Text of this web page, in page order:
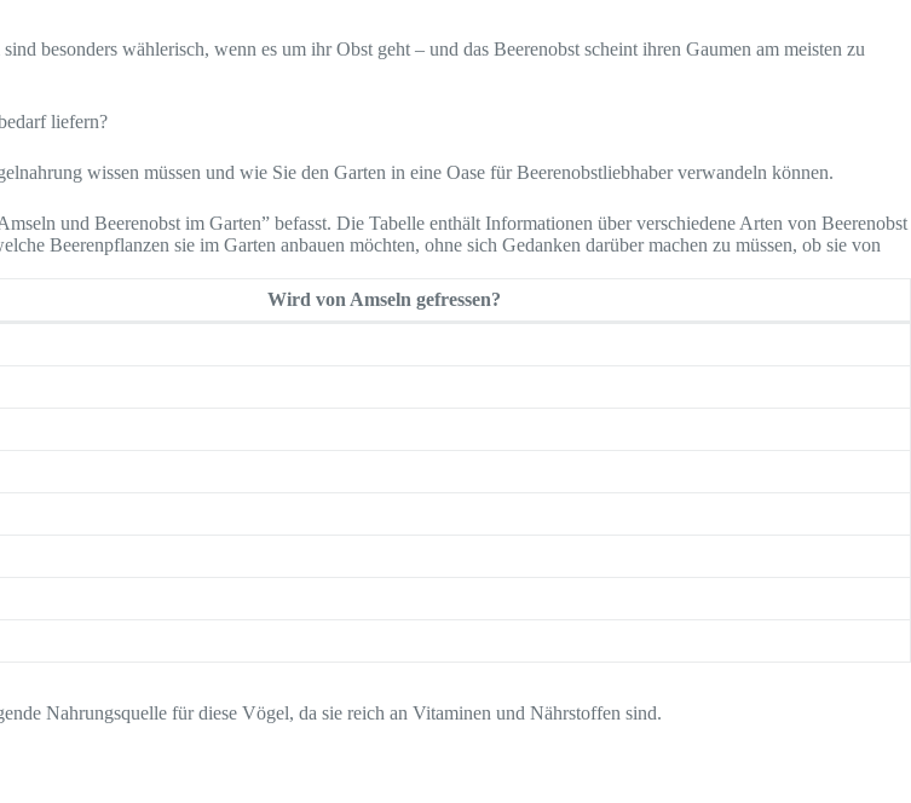
besonders wählerisch, wenn es um ihr Obst geht – und das Beerenobst scheint ihren Gaumen am meisten zu
liefern?
wissen müssen und wie Sie den Garten in eine Oase für Beerenobstliebhaber verwandeln können.
und Beerenobst im Garten” befasst. Die Tabelle enthält Informationen über verschiedene Arten von Beerenobst
Beerenpflanzen sie im Garten anbauen möchten, ohne sich Gedanken darüber machen zu müssen, ob sie von
Wird von Amseln gefressen?
Nahrungsquelle für diese Vögel, da sie reich an Vitaminen und Nährstoffen sind.